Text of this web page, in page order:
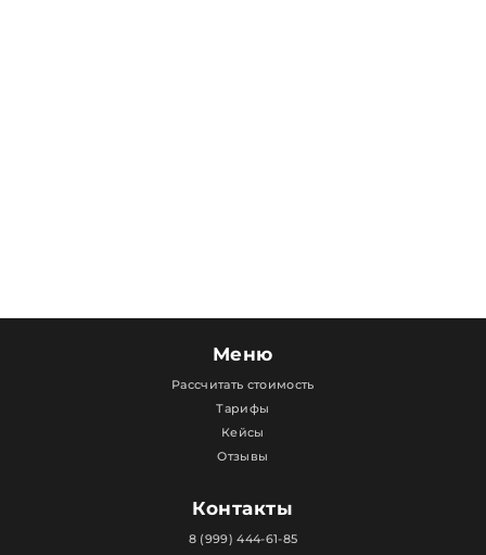
Меню
Рассчитать стоимость
Тарифы
Кейсы
Отзывы
Контакты
8 (999) 444-61-85